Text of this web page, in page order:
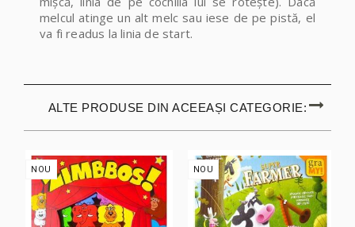
melcul atinge un alt melc sau iese de pe pistă, el
va fi readus la linia de start.
ALTE PRODUSE DIN ACEEAȘI CATEGORIE:
NOU NOU